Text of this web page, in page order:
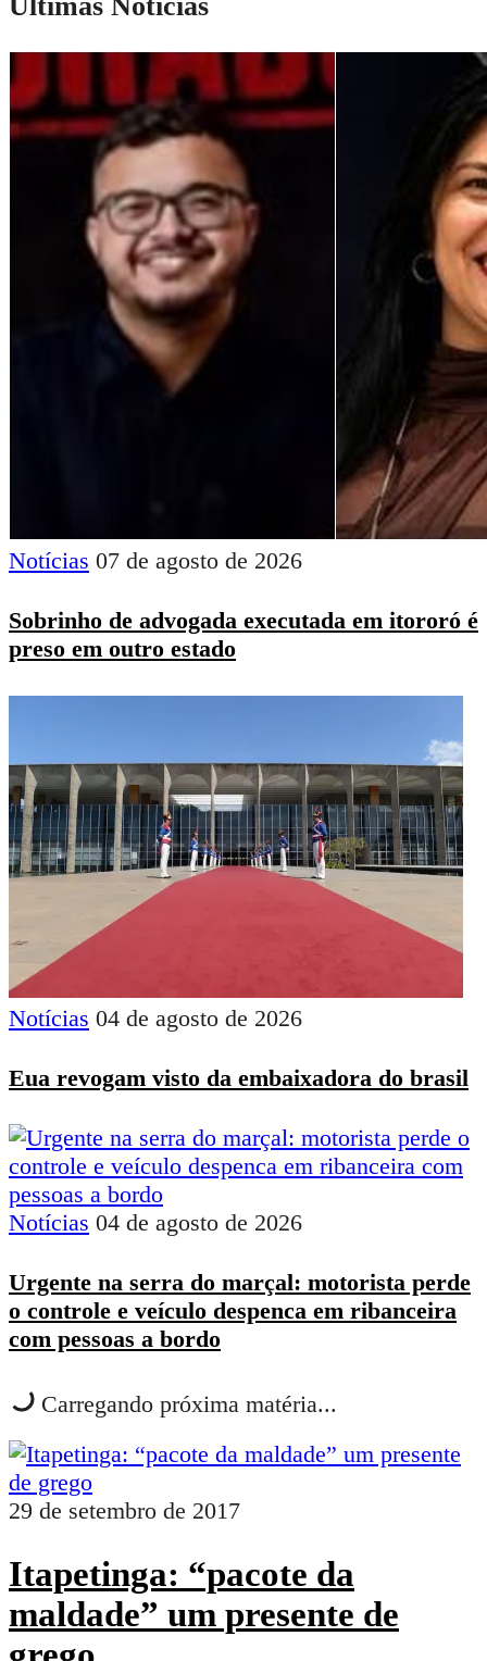
Últimas Notícias
Notícias 07 de agosto de 2026
Sobrinho de advogada executada em itororó é
preso em outro estado
Notícias 04 de agosto de 2026
Eua revogam visto da embaixadora do brasil
Notícias 04 de agosto de 2026
Urgente na serra do marçal: motorista perde
o controle e veículo despenca em ribanceira
com pessoas a bordo
Carregando próxima matéria...
29 de setembro de 2017
Itapetinga: “pacote da
maldade” um presente de